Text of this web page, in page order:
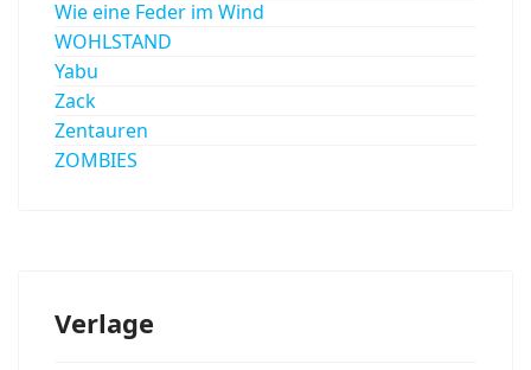
Wie eine Feder im Wind
WOHLSTAND
Yabu
Zack
Zentauren
ZOMBIES
Verlage